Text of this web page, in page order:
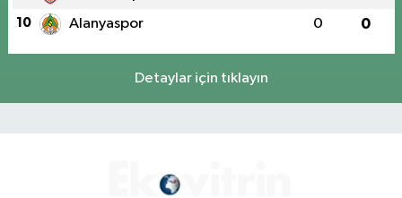
10 Alanyaspor 0 0
Detaylar için tıklayın